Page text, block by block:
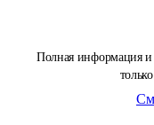
Полная информация и